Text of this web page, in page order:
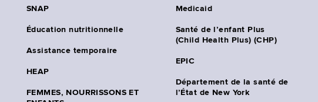
SNAP
Éducation nutritionnelle
Assistance temporaire
HEAP
FEMMES, NOURRISSONS ET
Medicaid
Santé de l’enfant Plus
(Child Health Plus) (CHP)
EPIC
Département de la santé de
l’État de New York